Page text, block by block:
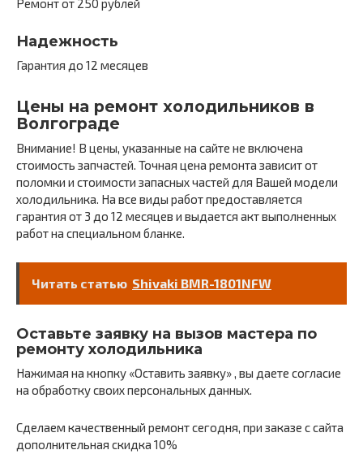
Ремонт от 250 рублей
Надежность
Гарантия до 12 месяцев
Цены на ремонт холодильников в
Волгограде
Внимание! В цены, указанные на сайте не включена
стоимость запчастей. Точная цена ремонта зависит от
поломки и стоимости запасных частей для Вашей модели
холодильника. На все виды работ предоставляется
гарантия от 3 до 12 месяцев и выдается акт выполненных
работ на специальном бланке.
Читать статью Shivaki BMR-1801NFW
Оставьте заявку на вызов мастера по
ремонту холодильника
Нажимая на кнопку «Оставить заявку» , вы даете согласие
на обработку своих персональных данных.
Сделаем качественный ремонт сегодня, при заказе с сайта
дополнительная скидка 10%